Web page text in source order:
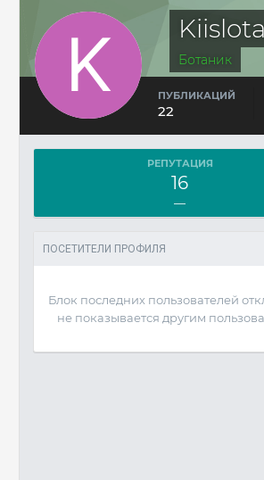
Kiislota
Ботаник
ПУБЛИКАЦИЙ
22
РЕПУТАЦИЯ
16
—
ПОСЕТИТЕЛИ ПРОФИЛЯ
Блок последних пользователей
не показывается другим